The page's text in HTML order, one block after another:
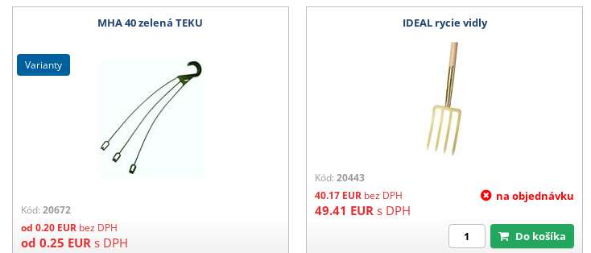
MHA 40 zelená TEKU
Kód:20672
od0.20 EUR bez DPH
od0.25 EUR s DPH
varianty
IDEAL rycie vidly
Kód:20443
40.17 EUR bez DPH
49.41 EUR s DPH
na objednávku
Do košíka